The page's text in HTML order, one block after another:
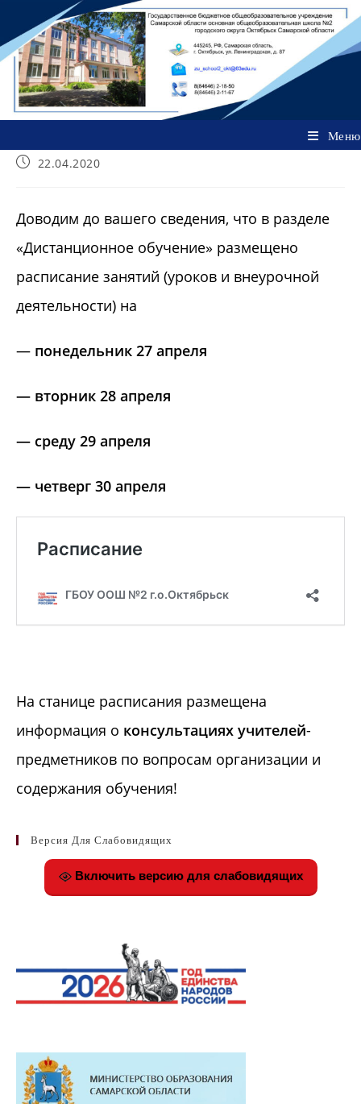
содержимому
Меню
Запись22.04.2020
Доводим до вашего сведения, что в разделе
«Дистанционное обучение» размещено
расписание занятий (уроков и внеурочной
деятельности) на
— понедельник 27 апреля
— вторник 28 апреля
— среду 29 апреля
— четверг 30 апреля
На станице расписания размещена
информация о консультациях учителей-
предметников по вопросам организации и
содержания обучения!
Версия Для Слабовидящих
Включить версию для слабовидящих